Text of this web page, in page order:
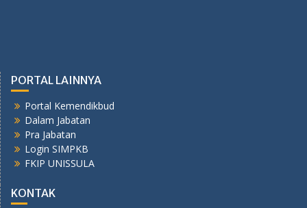
PORTAL LAINNYA
Portal Kemendikbud
Dalam Jabatan
Pra Jabatan
Login SIMPKB
FKIP UNISSULA
KONTAK